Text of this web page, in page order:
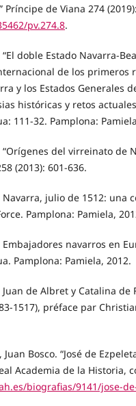
Príncipe de Viana 274
pv.274.8.
doble Estado Navarra-
de los primeros
y los Estados Generales
históricas y retos
111-32. Pamplona:
del virreinato de
(2013): 601-636.
Navarra, julio de 1512: una
Pamplona: Pamiela,
navarros en
Pamplona: Pamiela, 2012.
de Albret y Catalina de
1517), préface par
Bosco. “José de
Academia de la Historia,
biografias/9141/jose-